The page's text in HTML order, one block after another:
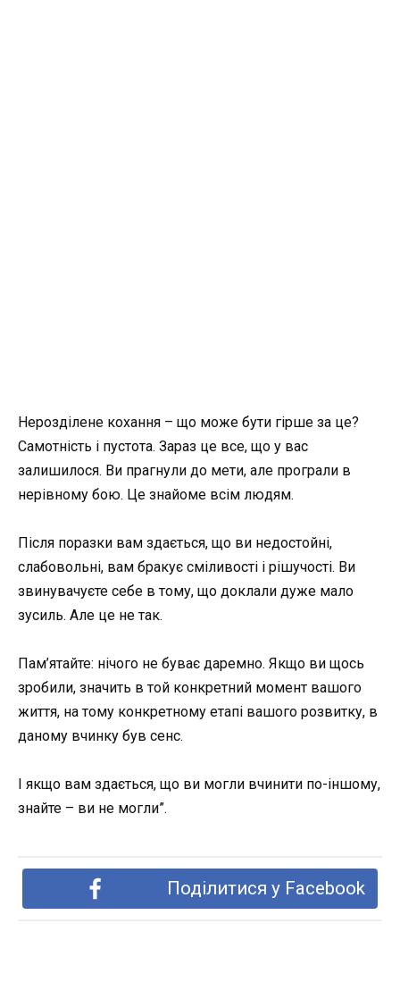
Нерозділене кохання – що може бути гірше за це?
Самотність і пустота. Зараз це все, що у вас
залишилося. Ви прагнули до мети, але програли в
нерівному бою. Це знайоме всім людям.
Після поразки вам здається, що ви недостойні,
слабовольні, вам бракує сміливості і рішучості. Ви
звинувачуєте себе в тому, що доклали дуже мало
зусиль. Але це не так.
Пам’ятайте: нічого не буває даремно. Якщо ви щось
зробили, значить в той конкретний момент вашого
життя, на тому конкретному етапі вашого розвитку, в
даному вчинку був сенс.
І якщо вам здається, що ви могли вчинити по-іншому,
знайте – ви не могли”.
Поділитися у Facebook